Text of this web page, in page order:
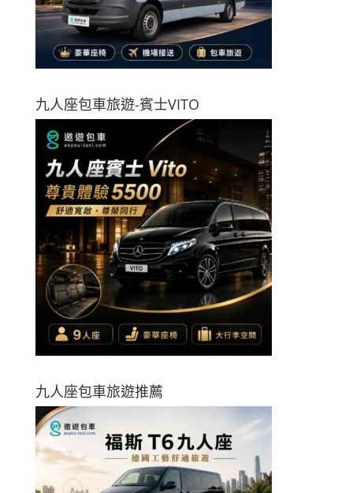
九人座包車旅遊-賓士VITO
九人座包車旅遊推薦